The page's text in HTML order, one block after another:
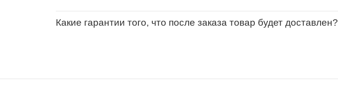
Какие гарантии того, что после заказа товар будет доставлен?